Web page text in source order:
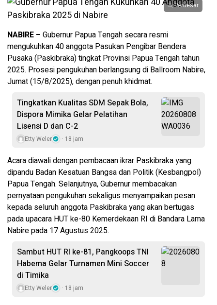
Perbesar
NABIRE – Gubernur Papua Tengah secara resmi
mengukuhkan 40 anggota Pasukan Pengibar Bendera
Pusaka (Paskibraka) tingkat Provinsi Papua Tengah tahun
2025. Prosesi pengukuhan berlangsung di Ballroom Nabire,
Jumat (15/8/2025), dengan penuh khidmat.
Tingkatkan Kualitas SDM Sepak Bola,
Dispora Mimika Gelar Pelatihan
Lisensi D dan C-2
Etty Weler 18 jam
Acara diawali dengan pembacaan ikrar Paskibraka yang
dipandu Badan Kesatuan Bangsa dan Politik (Kesbangpol)
Papua Tengah. Selanjutnya, Gubernur membacakan
pernyataan pengukuhan sekaligus menyampaikan pesan
kepada seluruh anggota Paskibraka yang akan bertugas
pada upacara HUT ke-80 Kemerdekaan RI di Bandara Lama
Nabire pada 17 Agustus 2025.
Sambut HUT RI ke-81, Pangkoops TNI
Habema Gelar Turnamen Mini Soccer
di Timika
Etty Weler 18 jam